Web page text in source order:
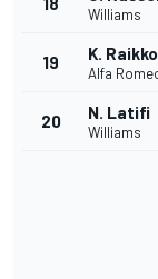
Williams
19 K.
Alfa
20 N. Latifi
Williams